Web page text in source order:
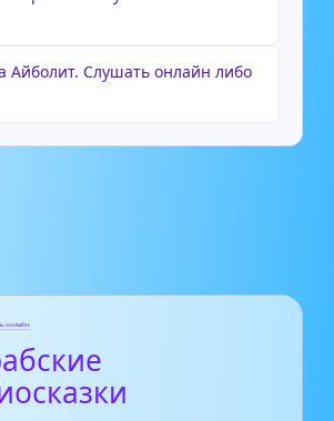
Айболит. Слушать онлайн либо
онлайн